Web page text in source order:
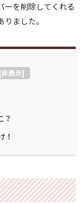
ーを削除してくれる
ました。
[非表示]
？
！